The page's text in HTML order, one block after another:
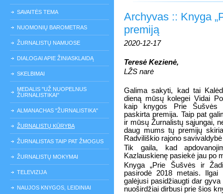
SAVAITĖS TEMA
NUOMONIŲ BAROMETRAS
ŽURNALISTŲ NAMUOSE
DIALOGAI APIE ŽINIASKLAIDĄ
SKELBIMAI
MEDALIS "UŽ NUOPELNUS
ŽURNALISTIKAI"
ALMANACHAS "ŽURNALISTIKA"
ŽURNALISTŲ KŪRYBA
ŽURNALISTAS TAIP PAT ŽMOGUS
ŽURNALISTŲ MOKYMAI
TELEVIZIJA
NAUJOS KNYGOS, LEIDINIAI
Archyvas :: Knyga
premiją
2020-12-17
Teresė Kezienė,
LŽS narė
Galima sakyti, kad tai
dieną mūsų kolegei Vidai
kaip knygos Prie Šušvės
paskirta premija. Taip pat
ir mūsų Žurnalistų sąjungai,
daug mums tų premijų
Radviliškio rajono
Tik gaila, kad
Kazlauskienę pasiekė jau po
Knyga „Prie Šušvės ir
pasirodė 2018 metais.
galėjusi pasidžiaugti dar
nuoširdžiai dirbusi prie šios